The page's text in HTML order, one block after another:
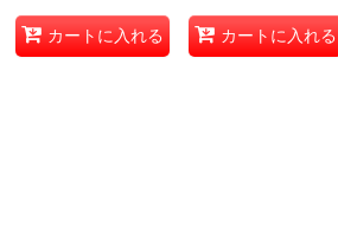
カートに入れる カートに入れる